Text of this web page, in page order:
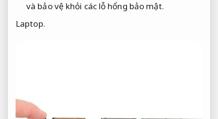
và bảo vệ khỏi các lỗ hổng bảo mật.
Laptop.